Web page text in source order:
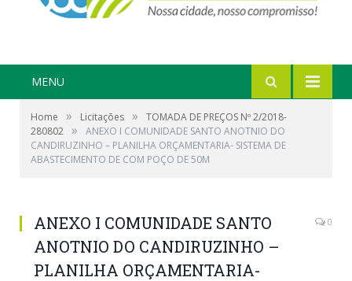
MENU
Home » Licitações »
TOMADA DE PREÇOS Nº 2/2018-
280802 »
ANEXO I COMUNIDADE SANTO ANOTNIO DO
CANDIRUZINHO – PLANILHA ORÇAMENTARIA- SISTEMA DE
ABASTECIMENTO DE COM POÇO DE 50M
ANEXO I COMUNIDADE SANTO
ANOTNIO DO CANDIRUZINHO –
PLANILHA ORÇAMENTARIA-
0